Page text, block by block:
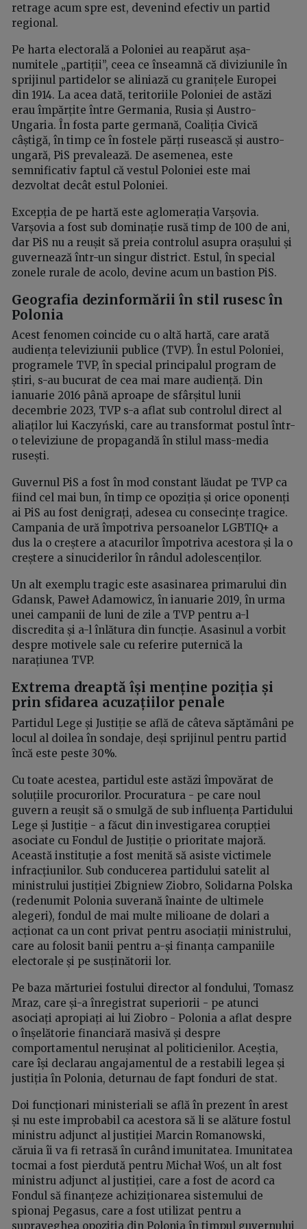
retrage acum spre est, devenind efectiv un partid
regional.
Pe harta electorală a Poloniei au reapărut așa-
numitele „partiții”, ceea ce înseamnă că diviziunile în
sprijinul partidelor se aliniază cu granițele Europei
din 1914. La acea dată, teritoriile Poloniei de astăzi
erau împărțite între Germania, Rusia și Austro-
Ungaria. În fosta parte germană, Coaliția Civică
câștigă, în timp ce în fostele părți rusească și austro-
ungară, PiS prevalează. De asemenea, este
semnificativ faptul că vestul Poloniei este mai
dezvoltat decât estul Poloniei.
Excepția de pe hartă este aglomerația Varșovia.
Varșovia a fost sub dominație rusă timp de 100 de ani,
dar PiS nu a reușit să preia controlul asupra orașului și
guvernează într-un singur district. Estul, în special
zonele rurale de acolo, devine acum un bastion PiS.
Geografia dezinformării în stil rusesc în
Polonia
Acest fenomen coincide cu o altă hartă, care arată
audiența televiziunii publice (TVP). În estul Poloniei,
programele TVP, în special principalul program de
știri, s-au bucurat de cea mai mare audiență. Din
ianuarie 2016 până aproape de sfârșitul lunii
decembrie 2023, TVP s-a aflat sub controlul direct al
aliaților lui Kaczyński, care au transformat postul într-
o televiziune de propagandă în stilul mass-media
rusești.
Guvernul PiS a fost în mod constant lăudat pe TVP ca
fiind cel mai bun, în timp ce opoziția și orice oponenți
ai PiS au fost denigrați, adesea cu consecințe tragice.
Campania de ură împotriva persoanelor LGBTIQ+ a
dus la o creștere a atacurilor împotriva acestora și la o
creștere a sinuciderilor în rândul adolescenților.
Un alt exemplu tragic este asasinarea primarului din
Gdansk, Paweł Adamowicz, în ianuarie 2019, în urma
unei campanii de luni de zile a TVP pentru a-l
discredita și a-l înlătura din funcție. Asasinul a vorbit
despre motivele sale cu referire puternică la
narațiunea TVP.
Extrema dreaptă își menține poziția și
prin sfidarea acuzațiilor penale
Partidul Lege și Justiție se află de câteva săptămâni pe
locul al doilea în sondaje, deși sprijinul pentru partid
încă este peste 30%.
Cu toate acestea, partidul este astăzi împovărat de
soluțiile procurorilor. Procuratura - pe care noul
guvern a reușit să o smulgă de sub influența Partidului
Lege și Justiție - a făcut din investigarea corupției
asociate cu Fondul de Justiție o prioritate majoră.
Această instituție a fost menită să asiste victimele
infracțiunilor. Sub conducerea partidului satelit al
ministrului justiției Zbigniew Ziobro, Solidarna Polska
(redenumit Polonia suverană înainte de ultimele
alegeri), fondul de mai multe milioane de dolari a
acționat ca un cont privat pentru asociații ministrului,
care au folosit banii pentru a-și finanța campaniile
electorale și pe susținătorii lor.
Pe baza mărturiei fostului director al fondului, Tomasz
Mraz, care și-a înregistrat superiorii - pe atunci
asociați apropiați ai lui Ziobro - Polonia a aflat despre
o înșelătorie financiară masivă și despre
comportamentul nerușinat al politicienilor. Aceștia,
care își declarau angajamentul de a restabili legea și
justiția în Polonia, deturnau de fapt fonduri de stat.
Doi funcționari ministeriali se află în prezent în arest
și nu este improbabil ca acestora să li se alăture fostul
ministru adjunct al justiției Marcin Romanowski,
căruia îi va fi retrasă în curând imunitatea. Imunitatea
tocmai a fost pierdută pentru Michał Woś, un alt fost
ministru adjunct al justiției, care a fost de acord ca
Fondul să finanțeze achiziționarea sistemului de
spionaj Pegasus, care a fost utilizat pentru a
supraveghea opoziția din Polonia în timpul guvernului